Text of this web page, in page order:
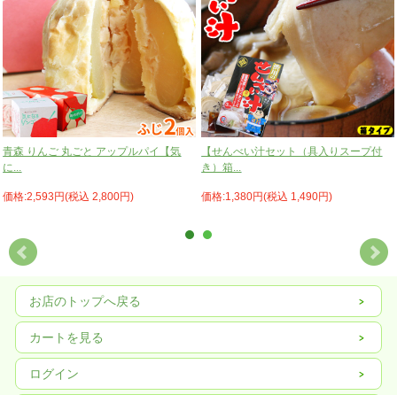
青森 りんご 丸ごと アップルパイ【気
に...
価格:2,593円(税込 2,800円)
【せんべい汁セット（具入りスープ付
き）箱...
価格:1,380円(税込 1,490円)
お店のトップへ戻る
カートを見る
ログイン